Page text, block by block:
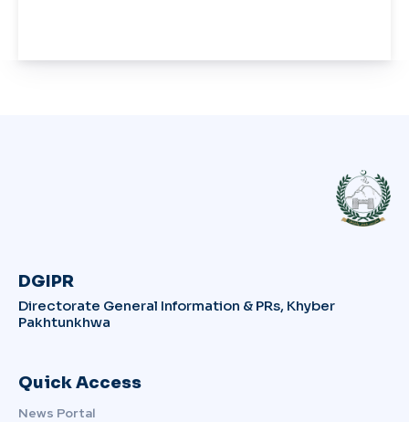
DGIPR
Directorate General Information & PRs, Khyber
Pakhtunkhwa
Quick Access
News Portal